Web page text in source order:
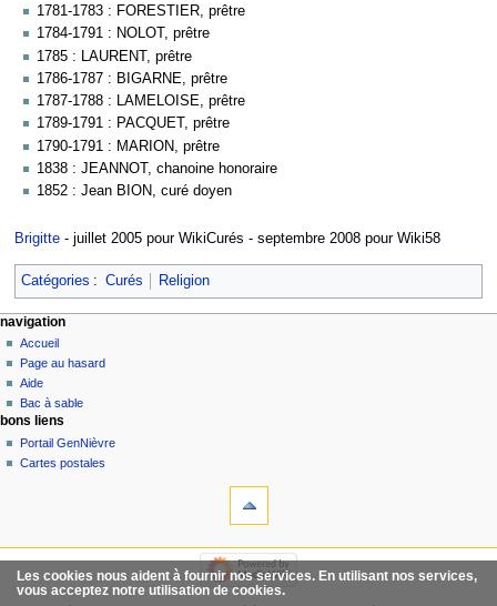
1781-1783 : FORESTIER, prêtre
1784-1791 : NOLOT, prêtre
1785 : LAURENT, prêtre
1786-1787 : BIGARNE, prêtre
1787-1788 : LAMELOISE, prêtre
1789-1791 : PACQUET, prêtre
1790-1791 : MARION, prêtre
1838 : JEANNOT, chanoine honoraire
1852 : Jean BION, curé doyen
Brigitte- juillet 2005 pour WikiCurés - septembre 2008 pour Wiki58
Catégories : Curés Religion
Les cookies nous aident à fournir nos services. En utilisant nos services,
vous acceptez notre utilisation de cookies.
navigation
Accueil
Page au hasard
Aide
Bac à sable
bons liens
Portail GenNièvre
Cartes postales